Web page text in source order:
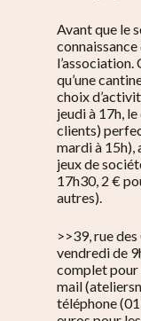
Avant que le
l’association.
qu’une
choix
jeudi à 17h,
clients)
mardi à
jeux de
17h30, 2 €
autres).
>>39, rue
vendredi de
complet pour
mail
téléphone